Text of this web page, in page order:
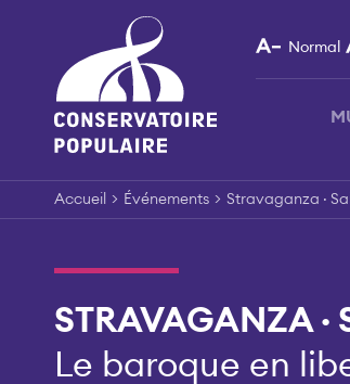
Normal
Accueil > Événements > Stravaganza ·
STRAVAGANZA ·
Le baroque en